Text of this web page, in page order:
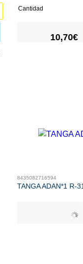
Cantidad
10,70€
8435082716594
TANGA ADAN*1 R-